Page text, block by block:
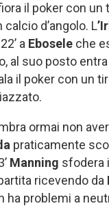
il poker con un
d’angolo. L
a Ebosele che
al suo posto entra
il poker con un
ormai non
praticamente
Manning sfodera
ricevendo da
ha problemi a